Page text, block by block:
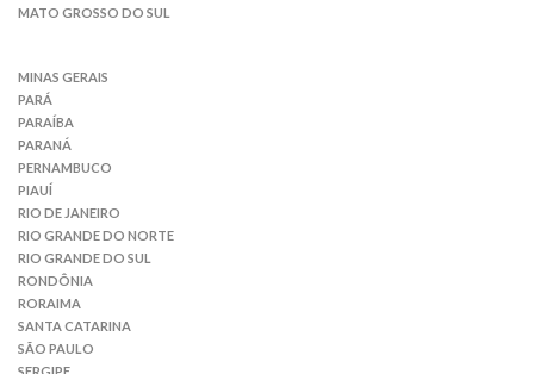
MATO GROSSO DO SUL
MINAS GERAIS
PARÁ
PARAÍBA
PARANÁ
PERNAMBUCO
PIAUÍ
RIO DE JANEIRO
RIO GRANDE DO NORTE
RIO GRANDE DO SUL
RONDÔNIA
RORAIMA
SANTA CATARINA
SÃO PAULO